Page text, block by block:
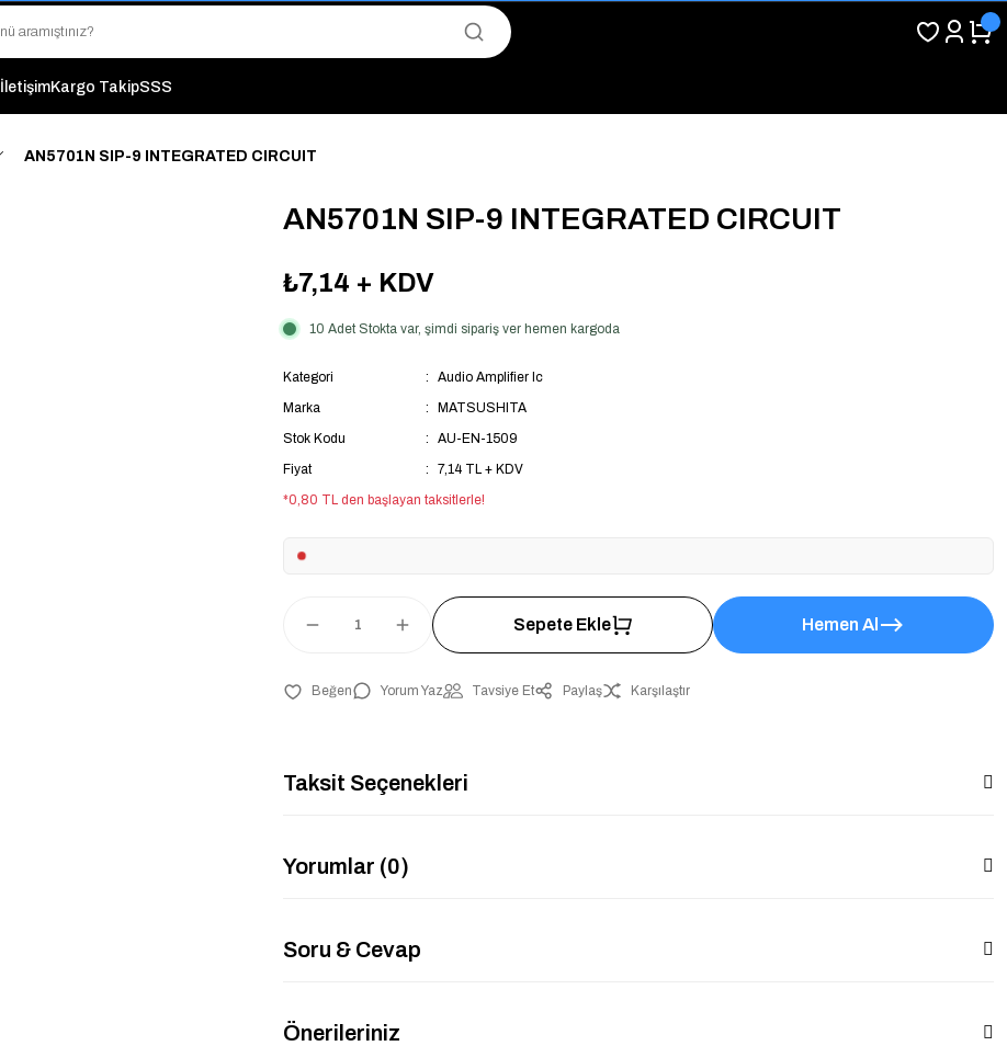
"Saat 14:00'a Kadar Verilen Siparişlerde Aynı Gün Kargo Avantajı!
"Binlerce Ürün Çeşitliliği ile Stoktan Hemen Teslim."
"Toptan Fiyatına Perakende Satış Avantajını Kaçırmayın!"
"Üyelere Özel: Stok Önceliği ve Proje Fiyatları."
İletişimKargo TakipSSS
AN5701N SIP-9 INTEGRATED CIRCUIT
AN5701N SIP-9 INTEGRATED CIRCUIT
₺7,14 + KDV
10 Adet Stokta var, şimdi sipariş ver hemen kargoda
Kategori
Audio Amplifier Ic
Marka
MATSUSHITA
Stok Kodu
AU-EN-1509
Fiyat
7,14 TL + KDV
*0,80 TL den başlayan taksitlerle!
Sepete Ekle Hemen Al
Yorum Yaz Tavsiye Et Paylaş Karşılaştır
Taksit Seçenekleri
Yorumlar (0)
Soru & Cevap
Önerileriniz